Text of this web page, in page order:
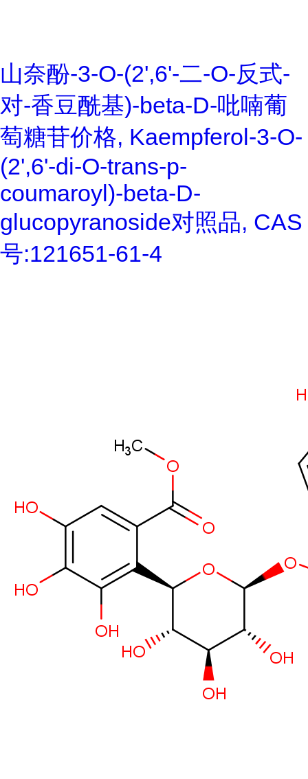
山奈酚-3-O-(2',6'-二-O-反式-
对-香豆酰基)-beta-D-吡喃葡
萄糖苷价格, Kaempferol-3-O-
(2',6'-di-O-trans-p-
coumaroyl)-beta-D-
glucopyranoside对照品, CAS
号:121651-61-4